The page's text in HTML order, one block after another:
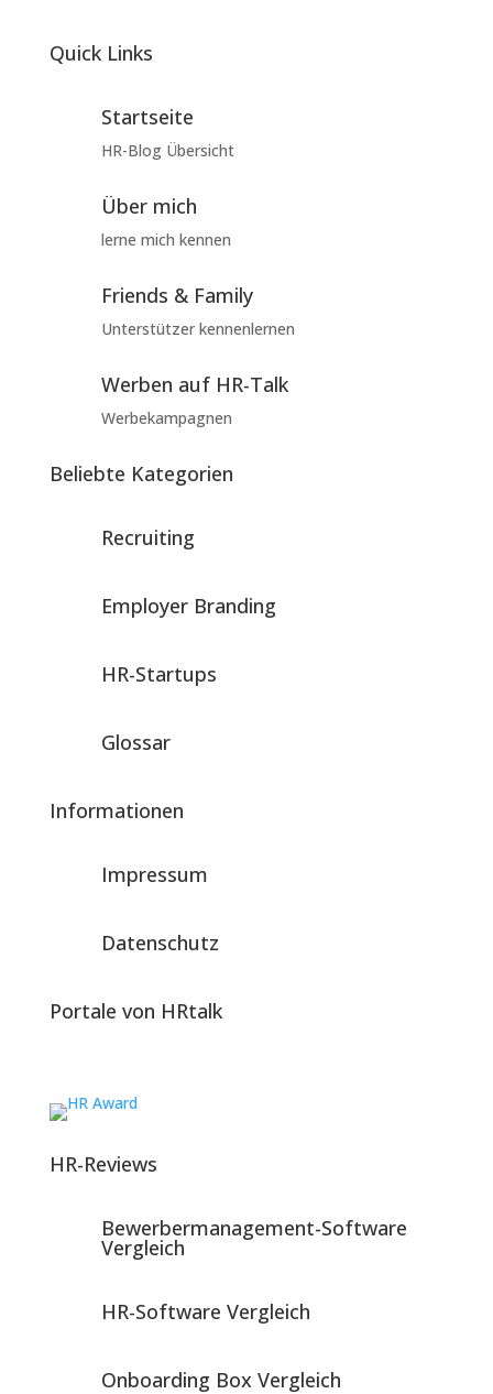
Quick Links
Startseite
HR-Blog Übersicht
Über mich
lerne mich kennen
Friends & Family
Unterstützer kennenlernen
Werben auf HR-Talk
Werbekampagnen
Beliebte Kategorien
Recruiting
Employer Branding
HR-Startups
Glossar
Informationen
Impressum
Datenschutz
Portale von HRtalk
HR-Reviews
Bewerbermanagement-Software
Vergleich
HR-Software Vergleich
Onboarding Box Vergleich